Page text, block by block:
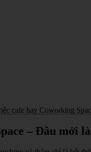
cafe hay Coworking
– Đâu mới